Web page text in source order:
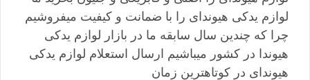
لوازم یدکی هیوندای را با ضمانت و کیفیت میفروشیم
چرا که چندین سال سابقه ما در بازار لوازم یدکی
هیوندا در کشور میباشیم ارسال استعلام لوازم یدکی
هیوندای در کوتاهترین زمان